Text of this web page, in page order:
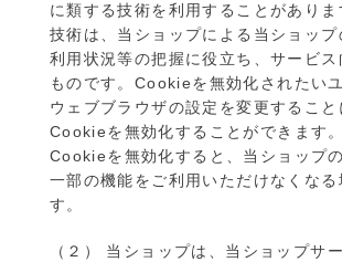
に類する技術を利用することがあり
技術は、当ショップによる当ショッ
利用状況等の把握に役立ち、サービス
ものです。Cookieを無効化されたい
ウェブブラウザの設定を変更すること
Cookieを無効化することができます。
Cookieを無効化すると、当ショップ
一部の機能をご利用いただけなくなる
す。
（２） 当ショップは、当ショップサ